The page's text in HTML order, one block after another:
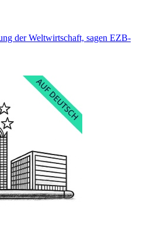
der Weltwirtschaft, sagen EZB-